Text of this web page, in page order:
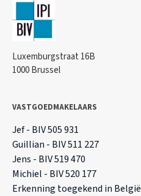
Luxemburgstraat 16B
1000 Brussel
VASTGOEDMAKELAARS
Jef - BIV 505 931
Guillian - BIV 511 227
Jens - BIV 519 470
Michiel - BIV 520 177
Erkenning toegekend in België